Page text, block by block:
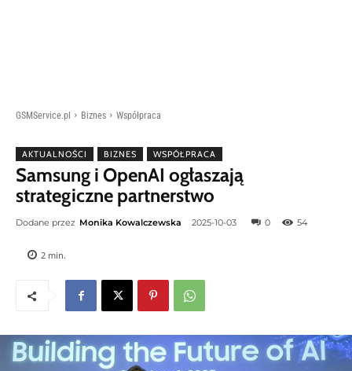
GSMService.pl Biznes Współpraca
AKTUALNOŚCI BIZNES WSPÓŁPRACA
Samsung i OpenAI ogłaszają
strategiczne partnerstwo
Dodane przez Monika Kowalczewska 2025-10-03 0 54
2 min.